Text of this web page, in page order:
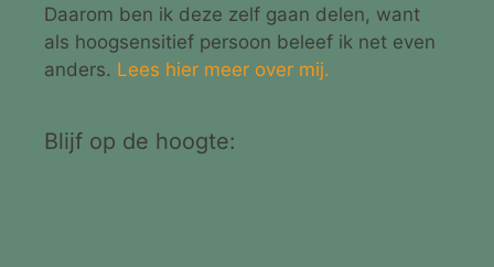
Daarom ben ik deze zelf gaan delen, want
als hoogsensitief persoon beleef ik net even
anders. Lees hier meer over mij.
Blijf op de hoogte: